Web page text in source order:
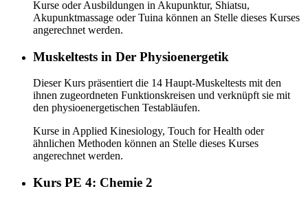
Kurse oder Ausbildungen in Akupunktur, Shiatsu,
Akupunktmassage oder Tuina können an Stelle dieses Kurses
angerechnet werden.
Muskeltests in Der Physioenergetik
Dieser Kurs präsentiert die 14 Haupt-Muskeltests mit den
ihnen zugeordneten Funktionskreisen und verknüpft sie mit
den physioenergetischen Testabläufen.
Kurse in Applied Kinesiology, Touch for Health oder
ähnlichen Methoden können an Stelle dieses Kurses
angerechnet werden.
Kurs PE 4: Chemie 2